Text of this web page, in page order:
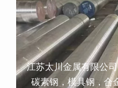
江苏太川金属有限公
碳素钢，模具钢，合